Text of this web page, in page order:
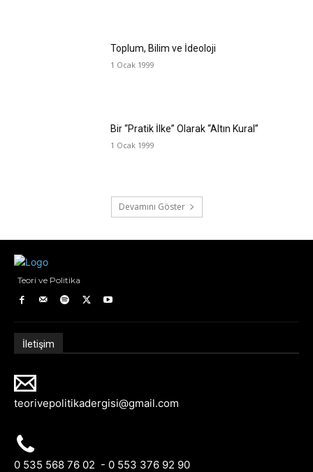
Toplum, Bilim ve İdeoloji
1 Ocak 1999
Bir “Pratik İlke” Olarak “Altın Kural”
1 Ocak 1999
Devamını Göster
Teori ve Politika
İletişim
teorivepolitikadergisi@gmail.com
0 535 568 76 02 - 0 553 376 92 90